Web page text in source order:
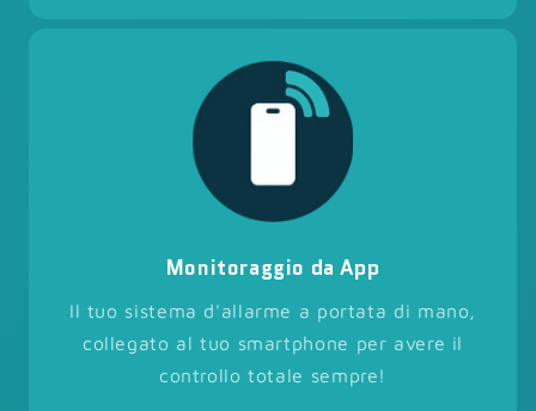
Monitoraggio da App
Il tuo sistema d'allarme a portata di mano,
collegato al tuo smartphone per avere il
controllo totale sempre!